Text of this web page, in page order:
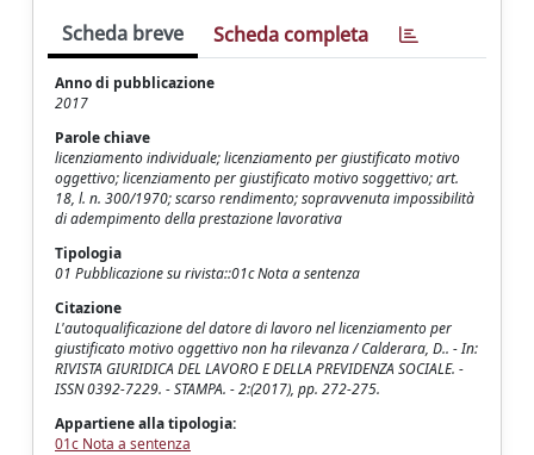
Scheda breve Scheda completa
Anno di pubblicazione
2017
Parole chiave
licenziamento individuale; licenziamento per giustificato motivo
oggettivo; licenziamento per giustificato motivo soggettivo; art.
18, l. n. 300/1970; scarso rendimento; sopravvenuta impossibilità
di adempimento della prestazione lavorativa
Tipologia
01 Pubblicazione su rivista::01c Nota a sentenza
Citazione
L'autoqualificazione del datore di lavoro nel licenziamento per
giustificato motivo oggettivo non ha rilevanza / Calderara, D.. - In:
RIVISTA GIURIDICA DEL LAVORO E DELLA PREVIDENZA SOCIALE. -
ISSN 0392-7229. - STAMPA. - 2:(2017), pp. 272-275.
Appartiene alla tipologia:
01c Nota a sentenza